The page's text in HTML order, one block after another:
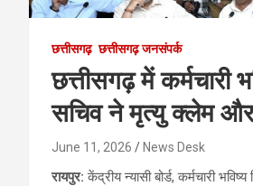
छत्तीसगढ़ छत्तीसगढ़ जनसंपर्क
छत्तीसगढ़ में कर्मचारी
सचिव ने मृत्यु क्लेम और
June 11, 2026 News Desk
रायपुर:केंद्रीय न्यासी बोर्ड, कर्मचारी